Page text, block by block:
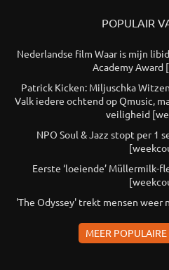
POPULAIR
Nederlandse film Waar is mijn
Academy Award
Patrick Kicken: Miljuschka
Valk iedere ochtend op Qmusic,
veiligheid
NPO Soul & Jazz stopt per 1
Eerste ‘loeiende’ Müllermilk-
'The Odyssey' trekt mensen weer
MEER